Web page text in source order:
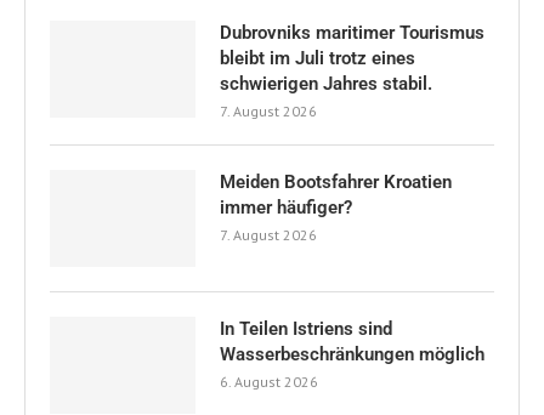
Dubrovniks maritimer Tourismus
bleibt im Juli trotz eines
schwierigen Jahres stabil.
7. August 2026
Meiden Bootsfahrer Kroatien
immer häufiger?
7. August 2026
In Teilen Istriens sind
Wasserbeschränkungen möglich
6. August 2026